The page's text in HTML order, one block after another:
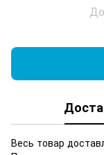
Весь товар